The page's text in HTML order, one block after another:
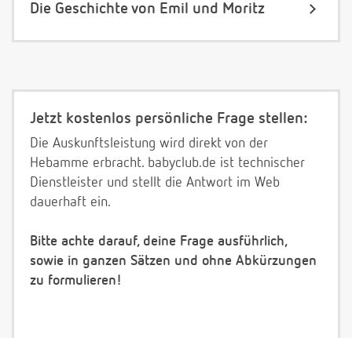
Die Geschichte von Emil und Moritz
Jetzt kostenlos persönliche Frage stellen:
Die Auskunftsleistung wird direkt von der
Hebamme erbracht. babyclub.de ist technischer
Dienstleister und stellt die Antwort im Web
dauerhaft ein.
Bitte achte darauf, deine Frage ausführlich,
sowie in ganzen Sätzen und ohne Abkürzungen
zu formulieren!